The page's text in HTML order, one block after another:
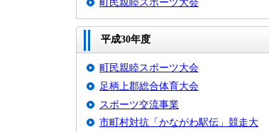
平成30年度
町民親睦スポーツ大会
足柄上郡総合体育大会
スポーツ交流事業
市町村対抗「かながわ駅伝」競走大